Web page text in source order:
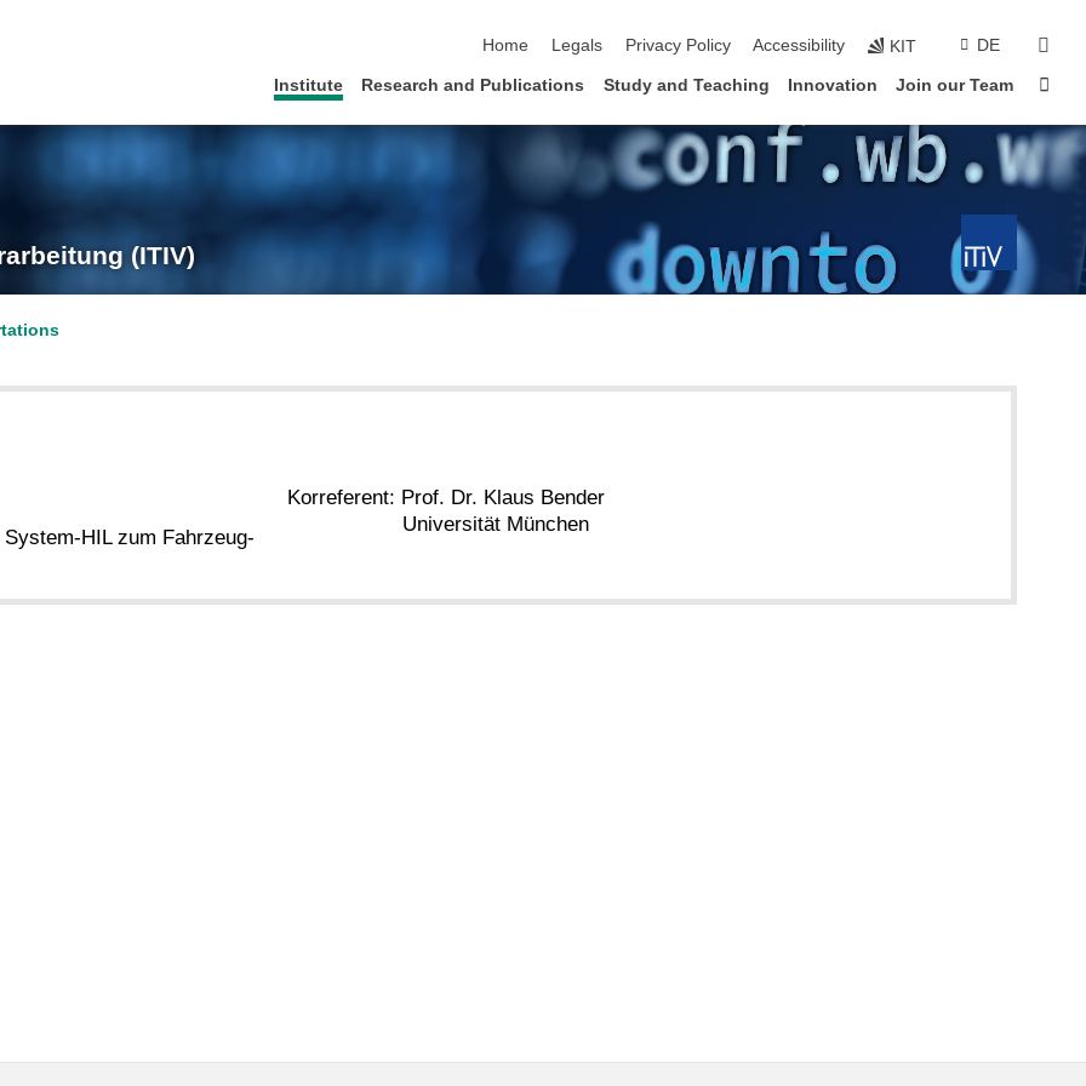
Home
Legals Privacy Policy Accessibility KIT DE
Institute Research and Publications Study and Teaching Innovation Join our Team
(ITIV)
HIL zum Fahrzeug-
Korreferent: Prof. Dr. Klaus Bender
Universität München